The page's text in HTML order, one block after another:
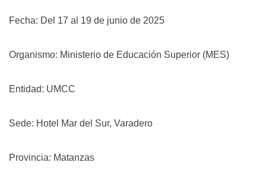
Fecha: Del 17 al 19 de junio de 2025
Organismo: Ministerio de Educación Superior (MES)
Entidad: UMCC
Sede: Hotel Mar del Sur, Varadero
Provincia: Matanzas